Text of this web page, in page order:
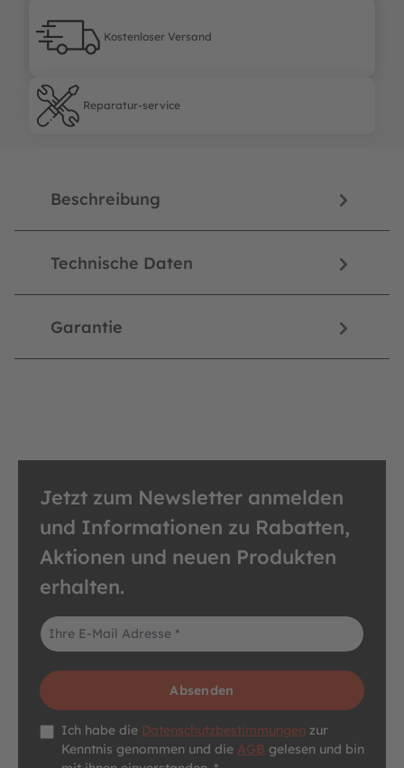
Kostenloser Versand
Kostenloser Versand
Reparatur-service
Reparatur-service
Beschreibung
Technische Daten
Garantie
Jetzt zum Newsletter anmelden
und Informationen zu Rabatten,
Aktionen und neuen Produkten
erhalten.
E-Mail-Adresse*
Absenden
Datenschutz *
Ich habe die Datenschutzbestimmungen zur
Kenntnis genommen und die AGB gelesen und bin